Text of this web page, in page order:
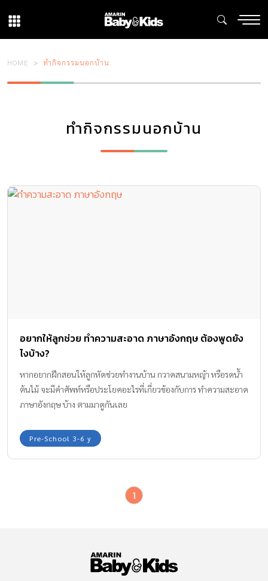
HOME ทำกิจกรรมนอกบ้าน
ทำกิจกรรมนอกบ้าน
อยากให้ลูกช่วย ทำความสะอาด ภาษาอังกฤษ ต้องพูดยัง
ไงบ้าง?
หากอยากฝึกสอนให้ลูกหัดช่วยทำงานบ้าน กวาดสนามหญ้า หรือรดน้ำ
ต้นไม้ จะมีคำศัพท์หรือประโยคอะไรที่เกี่ยวข้องกับการ ทำความสะอาด
ภาษาอังกฤษ บ้าง ตามมาดูกันเลย
Pre-School 3-6 y
1